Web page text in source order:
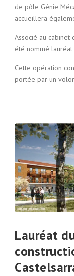
de pôle Génie
accueillera
Associé au cabinet
été nommé lauréat
Cette opération
portée par un
Lauréat